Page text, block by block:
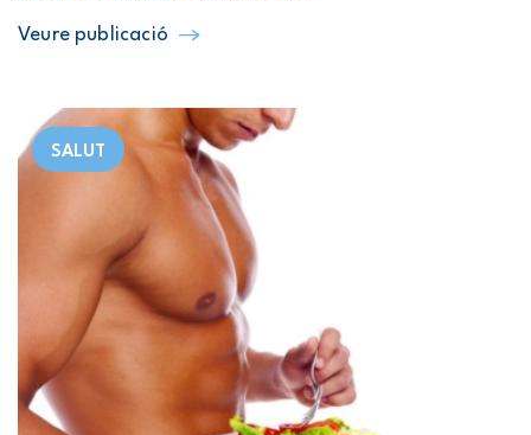
Veure publicació
SALUT